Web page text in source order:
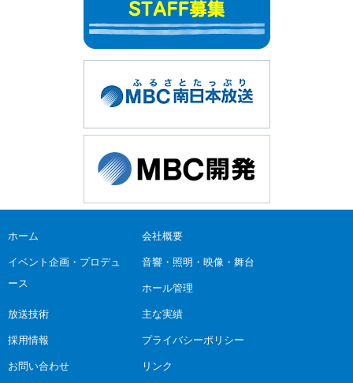
ホーム 会社概要
イベント企画・プロデュ
ース
音響・照明・映像・舞台
ホール管理
放送技術 主な実績
採用情報 プライバシーポリシー
お問い合わせ リンク